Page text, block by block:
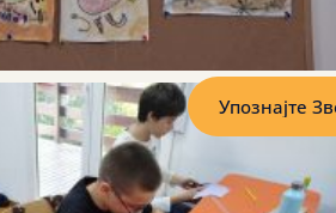
Упознајте